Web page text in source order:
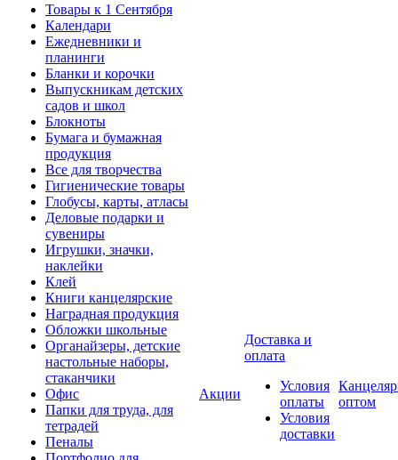
Товары к 1 Сентября
Календари
Ежедневники и
планинги
Бланки и корочки
Выпускникам детских
садов и школ
Блокноты
Бумага и бумажная
продукция
Все для творчества
Гигиенические товары
Глобусы, карты, атласы
Деловые подарки и
сувениры
Игрушки, значки,
наклейки
Клей
Книги канцелярские
Наградная продукция
Обложки школьные
Органайзеры, детские
настольные наборы,
стаканчики
Офис
Папки для труда, для
тетрадей
Пеналы
Акции
Доставка и
оплата
Условия
оплаты
Условия
доставки
оптом